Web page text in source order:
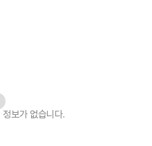
정보가 없습니다.